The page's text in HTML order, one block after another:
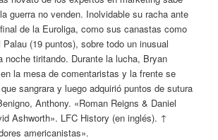
guerra no venden. Inolvidable su racha ante
de la Euroliga, como sus canastas como
(19 puntos), sobre todo un inusual
noche tiritando. Durante la lucha, Bryan
la mesa de comentaristas y la frente se
sangrara y luego adquirió puntos de sutura
Anthony. «Roman Reigns & Daniel
Ashworth». LFC History (en inglés). ↑
americanistas».